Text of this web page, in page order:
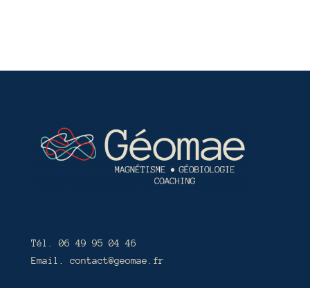
Tél. 06 49 95 04 46
Email. contact@geomae.fr